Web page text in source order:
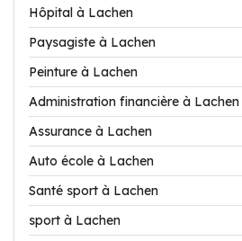
Hôpital à Lachen
Paysagiste à Lachen
Peinture à Lachen
Administration financière à Lachen
Assurance à Lachen
Auto école à Lachen
Santé sport à Lachen
sport à Lachen